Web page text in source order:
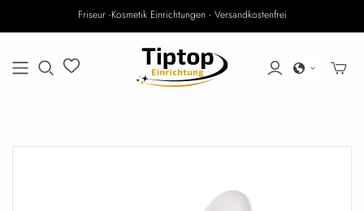
Friseur -Kosmetik Einrichtungen - Versandkostenfrei